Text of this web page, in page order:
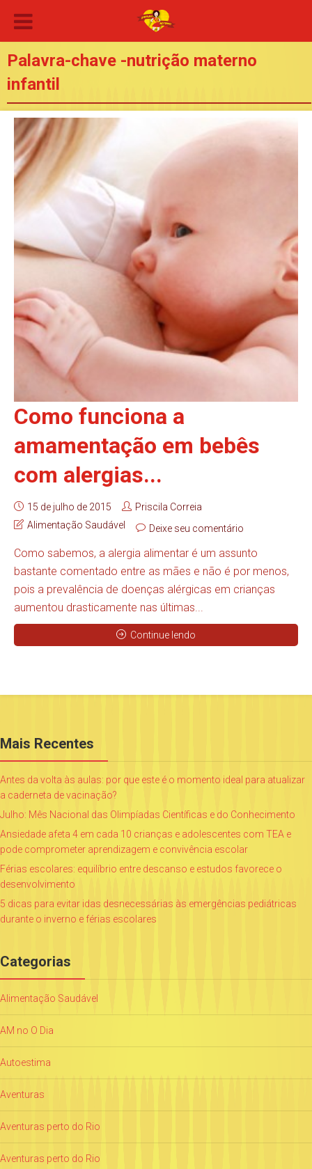
Palavra-chave -nutrição materno
infantil
Como funciona a
amamentação em bebês
com alergias...
15 de julho de 2015
Priscila Correia
Alimentação Saudável
Deixe seu comentário
Como sabemos, a alergia alimentar é um assunto
bastante comentado entre as mães e não é por menos,
pois a prevalência de doenças alérgicas em crianças
aumentou drasticamente nas últimas...
Continue lendo
Mais Recentes
Antes da volta às aulas: por que este é o momento ideal para atualizar
a caderneta de vacinação?
Julho: Mês Nacional das Olimpíadas Científicas e do Conhecimento
Ansiedade afeta 4 em cada 10 crianças e adolescentes com TEA e
pode comprometer aprendizagem e convivência escolar
Férias escolares: equilíbrio entre descanso e estudos favorece o
desenvolvimento
5 dicas para evitar idas desnecessárias às emergências pediátricas
durante o inverno e férias escolares
Categorias
Alimentação Saudável
AM no O Dia
Autoestima
Aventuras
Aventuras perto do Rio
Aventuras perto do Rio